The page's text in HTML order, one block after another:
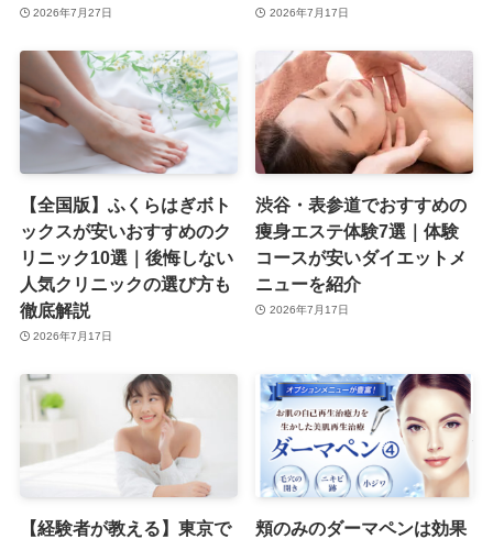
2026年7月27日 2026年7月17日
【全国版】ふくらはぎボト
ックスが安いおすすめのク
リニック10選｜後悔しない
人気クリニックの選び方も
徹底解説
2026年7月17日
渋谷・表参道でおすすめの
痩身エステ体験7選｜体験
コースが安いダイエットメ
ニューを紹介
2026年7月17日
【経験者が教える】東京で
頬のみのダーマペンは効果